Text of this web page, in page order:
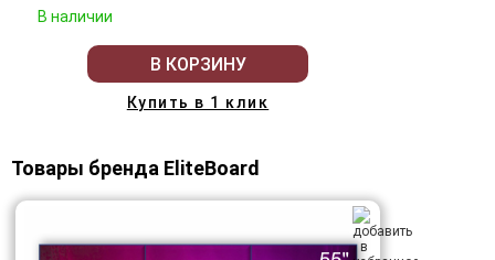
В наличии
В КОРЗИНУ
Купить в 1 клик
Товары бренда EliteBoard